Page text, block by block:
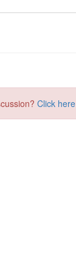
Click here